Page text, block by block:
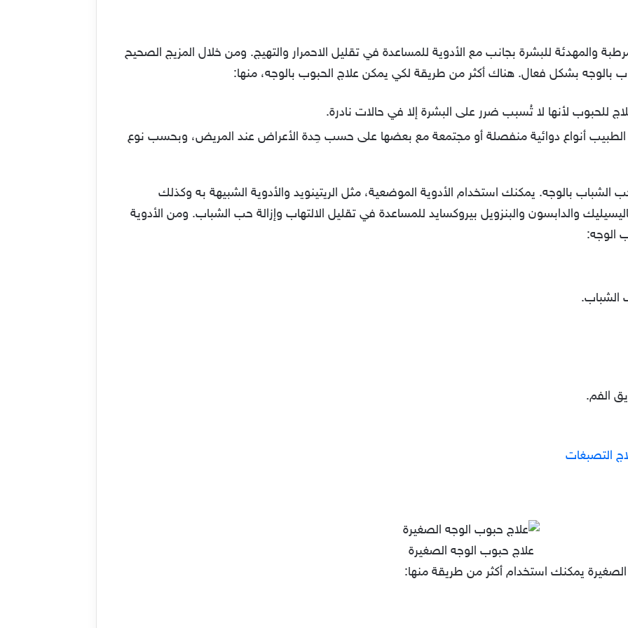
والمهدئة للبشرة بجانب مع الأدوية للمساعدة في تقليل الاحمرار والتهيج. ومن خلال المزيج الصحيح
بالوجه بشكل فعال. هناك أكثر من طريقة لكي يمكن علاج الحبوب بالوجه، منها:
للحبوب لأنها لا تُسبب ضرر على البشرة إلا في حالات نادرة.
الطبيب أنواع دوائية منفصلة أو مجتمعة مع بعضها على حسب حِدة الأعراض عند المريض، وبحسب نوع
الشباب بالوجه. يمكنك استخدام الأدوية الموضعية، مثل الريتينويد والأدوية الشبيهة به وكذلك
والدابسون والبنزويل بيروكسايد للمساعدة في تقليل الالتهاب وإزالة حب الشباب. ومن الأدوية
الوجه:
الفم.
التصبغات
علاج حبوب الوجه الصغيرة
يمكنك استخدام أكثر من طريقة منها: